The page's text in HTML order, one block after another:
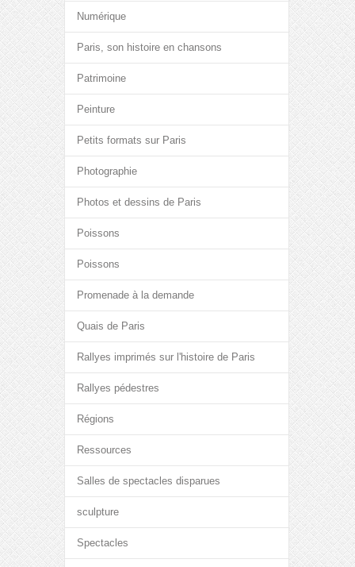
Numérique
Paris, son histoire en chansons
Patrimoine
Peinture
Petits formats sur Paris
Photographie
Photos et dessins de Paris
Poissons
Poissons
Promenade à la demande
Quais de Paris
Rallyes imprimés sur l'histoire de Paris
Rallyes pédestres
Régions
Ressources
Salles de spectacles disparues
sculpture
Spectacles